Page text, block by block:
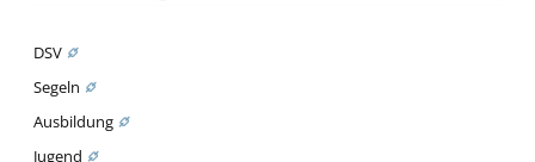
DSV
Segeln
Ausbildung
Jugend